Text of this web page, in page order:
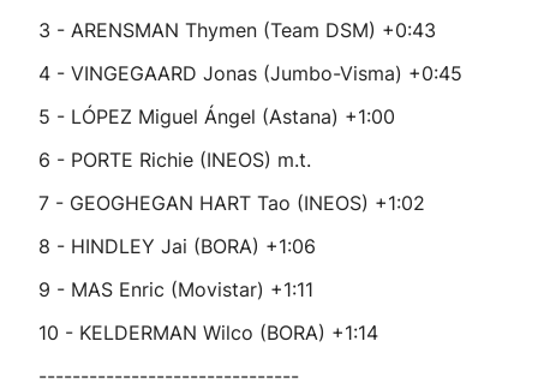
3 - ARENSMAN Thymen (Team DSM) +0:43
4 - VINGEGAARD Jonas (Jumbo-Visma) +0:45
5 - LÓPEZ Miguel Ángel (Astana) +1:00
6 - PORTE Richie (INEOS) m.t.
7 - GEOGHEGAN HART Tao (INEOS) +1:02
8 - HINDLEY Jai (BORA) +1:06
9 - MAS Enric (Movistar) +1:11
10 - KELDERMAN Wilco (BORA) +1:14
-------------------------------